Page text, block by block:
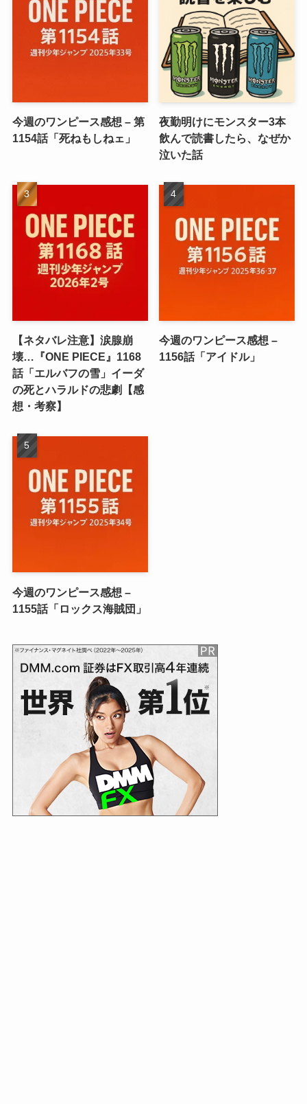
今週のワンピース感想 – 第
1154話「死ねもしねェ」
夜勤明けにモンスター3本
飲んで読書したら、なぜか
泣いた話
【ネタバレ注意】涙腺崩
壊…『ONE PIECE』1168
話「エルバフの雪」イーダ
の死とハラルドの悲劇【感
想・考察】
今週のワンピース感想 –
1156話「アイドル」
今週のワンピース感想 –
1155話「ロックス海賊団」